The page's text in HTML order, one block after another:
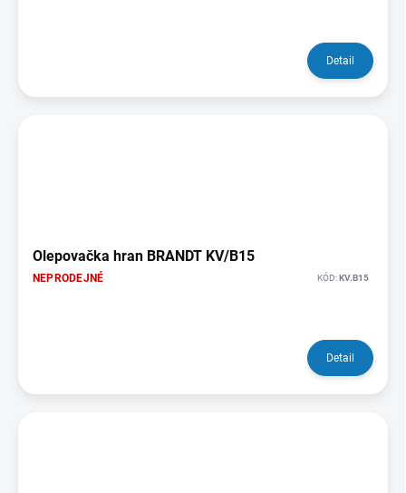
Detail
Olepovačka hran BRANDT KV/B15
NEPRODEJNÉ KÓD:KV.B15
Detail